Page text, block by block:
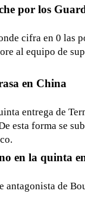
por los
cifra en 0 las
al equipo de
en China
entrega de
esta forma se
en la quinta
antagonista de